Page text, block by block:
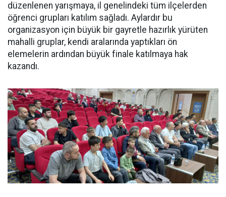
düzenlenen yarışmaya, il genelindeki tüm ilçelerden
öğrenci grupları katılım sağladı. Aylardır bu
organizasyon için büyük bir gayretle hazırlık yürüten
mahalli gruplar, kendi aralarında yaptıkları ön
elemelerin ardından büyük finale katılmaya hak
kazandı.